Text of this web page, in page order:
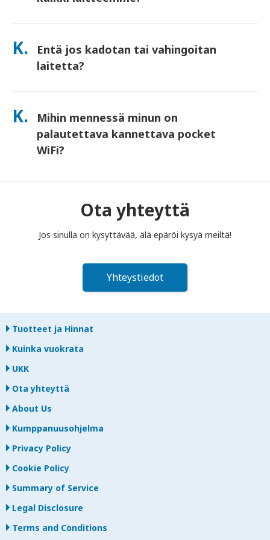
Kyllä—yhdistä jopa 10 laitetta kerralla (puhelimet, tabletit,
sisällytämme mukaan ilmaisen varavirtalähteen koko päivän
käyttöä varten.
K.
Entä jos kadotan tai vahingoitan
laitetta?
Voit lisätä Vakuutuksen kassalla kattamaan katoamisen tai
Jos jotain tapahtuu, ota meihin heti yhteyttä – autamme
sinua pysymään yhteydessä.
K.
Mihin mennessä minun on
palautettava kannettava pocket
WiFi?
puoleenpäivään mennessä. Jos palautat myöhässä, sinulta
veloitetaan maksu.Ota yhteyttä
Jos sinulla on kysyttävää, älä epäröi kysyä meiltä!
Yhteystiedot
Tuotteet ja Hinnat
Kuinka vuokrata
UKK
Ota yhteyttä
About Us
Kumppanuusohjelma
Privacy Policy
Cookie Policy
Summary of Service
Legal Disclosure
Terms and Conditions